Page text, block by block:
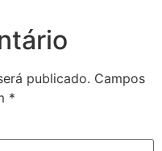
publicado. Campos
*